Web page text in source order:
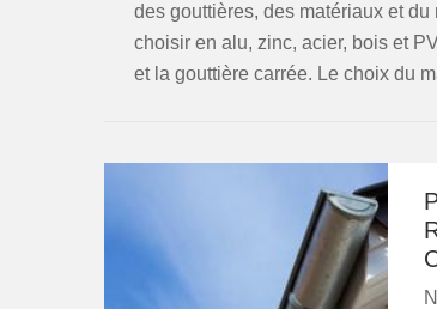
des gouttières, des matériaux et
choisir en alu, zinc, acier, bois et
et la gouttière carrée. Le choix du